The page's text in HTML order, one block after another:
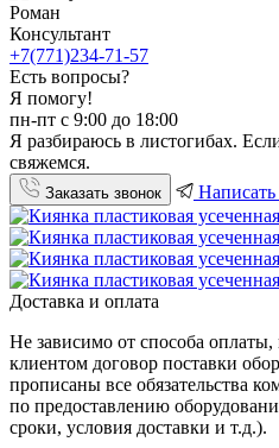
Роман
Консультант
+7(771)234-71-57
Есть вопросы?
Я помогу!
пн-пт с 9:00 до 18:00
Я разбираюсь в листогибах.
свяжемся.
Заказать звонок Написать
Доставка и оплата
Не зависимо от способа
клиентом договор поставки
прописаны все обязательства
по предоставлению
сроки, условия доставки и т.д.).